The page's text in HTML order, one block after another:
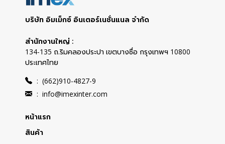
บริษัท อิมเม็กซ์ อินเตอร์เนชั่นแนล จำกัด
สำนักงานใหญ่ :
134-135 ถ.ริมคลองประปา เขตบางซื่อ กรุงเทพฯ 10800
ประเทศไทย
: (662)910-4827-9
: info@imexinter.com
หน้าแรก
สินค้า